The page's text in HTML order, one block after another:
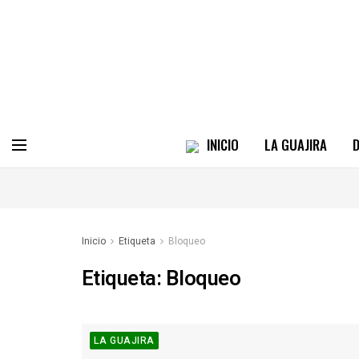
INICIO LA GUAJIRA
Inicio Etiqueta Bloqueo
Etiqueta: Bloqueo
LA GUAJIRA